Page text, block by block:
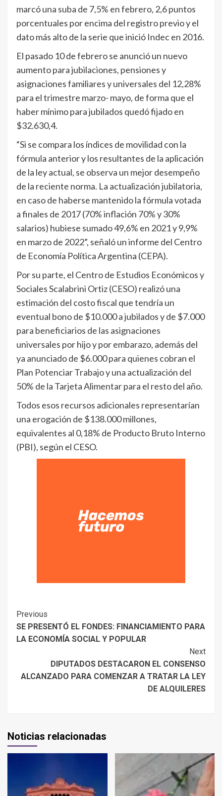
marcó una suba de 7,5% en febrero, 2,6 puntos
porcentuales por encima del registro previo y el
dato más alto de la serie que inició Indec en 2016.
El pasado 10 de febrero se anunció un nuevo
aumento para jubilaciones, pensiones y
asignaciones familiares y universales del 12,28%
para el trimestre marzo- mayo, de forma que el
haber mínimo para jubilados quedó fijado en
$32.630,4.
“Si se compara los índices de movilidad con la
fórmula anterior y los resultantes de la aplicación
de la ley actual, se observa un mejor desempeño
de la reciente norma. La actualización jubilatoria,
en caso de haberse mantenido la fórmula votada
a finales de 2017 (70% inflación 70% y 30%
salarios) hubiese sumado 49,6% en 2021 y 9,9%
en marzo de 2022”, señaló un informe del Centro
de Economía Política Argentina (CEPA).
Por su parte, el Centro de Estudios Económicos y
Sociales Scalabrini Ortiz (CESO) realizó una
estimación del costo fiscal que tendría un
eventual bono de $10.000 a jubilados y de $7.000
para beneficiarios de las asignaciones
universales por hijo y por embarazo, además del
ya anunciado de $6.000 para quienes cobran el
Plan Potenciar Trabajo y una actualización del
50% de la Tarjeta Alimentar para el resto del año.
Todos esos recursos adicionales representarían
una erogación de $138.000 millones,
equivalentes al 0,18% de Producto Bruto Interno
(PBI), según el CESO.
Previous
SE PRESENTÓ EL FONDES: FINANCIAMIENTO PARA
LA ECONOMÍA SOCIAL Y POPULAR
Next
DIPUTADOS DESTACARON EL CONSENSO
ALCANZADO PARA COMENZAR A TRATAR LA LEY
DE ALQUILERES
Noticias relacionadas